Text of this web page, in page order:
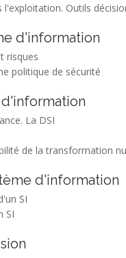
l'exploitation. Outils
d'information
risques
politique de sécurité
La DSI
de la transformation
d'information
SI
SI